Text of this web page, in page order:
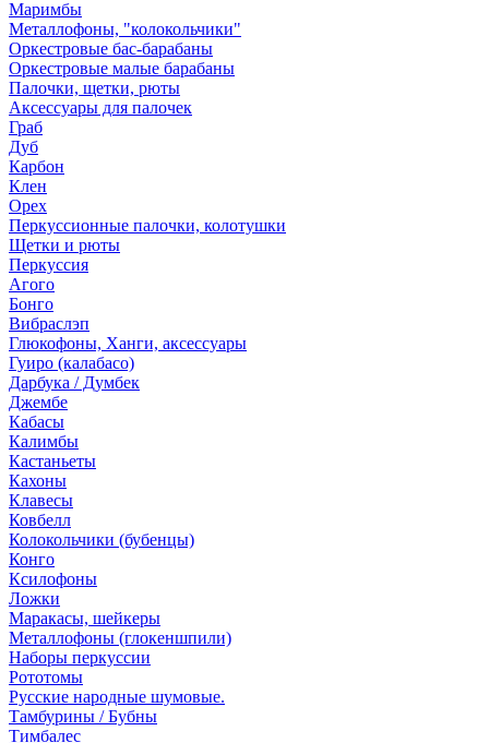
Маримбы
Металлофоны, "колокольчики"
Оркестровые бас-барабаны
Оркестровые малые барабаны
Палочки, щетки, рюты
Аксессуары для палочек
Граб
Дуб
Карбон
Клен
Орех
Перкуссионные палочки, колотушки
Щетки и рюты
Перкуссия
Агого
Бонго
Вибраслэп
Глюкофоны, Ханги, аксессуары
Гуиро (калабасо)
Дарбука / Думбек
Джембе
Кабасы
Калимбы
Кастаньеты
Кахоны
Клавесы
Ковбелл
Колокольчики (бубенцы)
Конго
Ксилофоны
Ложки
Маракасы, шейкеры
Металлофоны (глокеншпили)
Наборы перкуссии
Рототомы
Русские народные шумовые.
Тамбурины / Бубны
Тимбалес